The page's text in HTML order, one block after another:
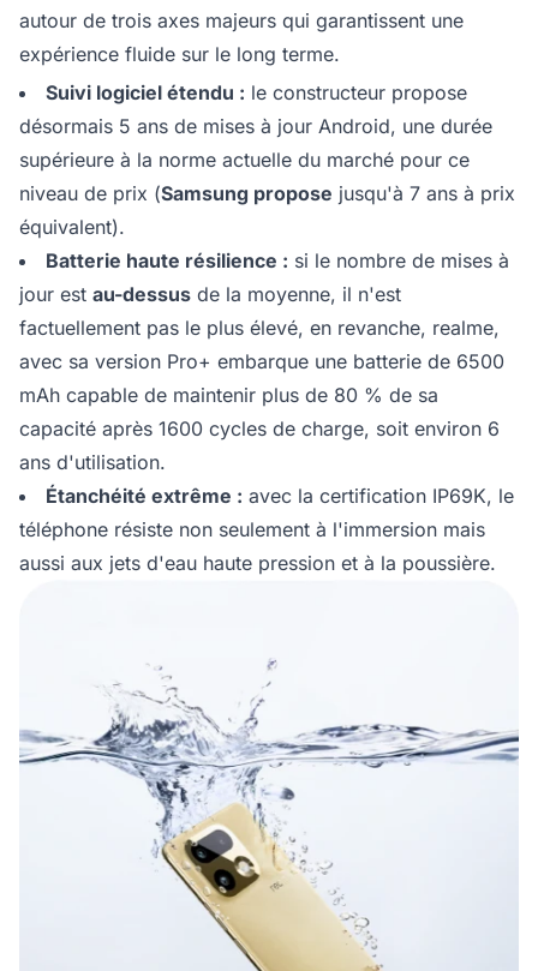
autour de trois axes majeurs qui garantissent une
expérience fluide sur le long terme.
Suivi logiciel étendu : le constructeur propose
désormais 5 ans de mises à jour Android, une durée
supérieure à la norme actuelle du marché pour ce
niveau de prix (Samsung propose jusqu'à 7 ans à prix
équivalent).
Batterie haute résilience : si le nombre de mises à
jour est au-dessus de la moyenne, il n'est
factuellement pas le plus élevé, en revanche, realme,
avec sa version Pro+ embarque une batterie de 6500
mAh capable de maintenir plus de 80 % de sa
capacité après 1600 cycles de charge, soit environ 6
ans d'utilisation.
Étanchéité extrême : avec la certification IP69K, le
téléphone résiste non seulement à l'immersion mais
aussi aux jets d'eau haute pression et à la poussière.